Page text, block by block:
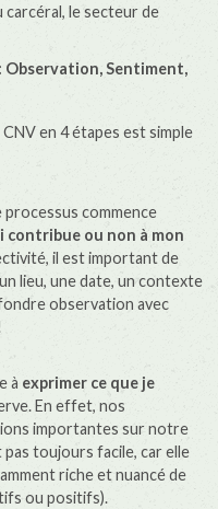
le secteur de
Observation, Sentiment,
en 4 étapes est simple
processus commence
contribue ou non à mon
il est important de
lieu, une date, un contexte
observation avec
à exprimer ce que je
En effet, nos
importantes sur notre
toujours facile, car elle
riche et nuancé de
ou positifs).